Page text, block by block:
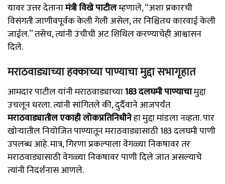
यावर उत्तर देतानामंत्री विखे पाटीलम्हणाले, “अशा प्रकारची
विसंगती जाणीवपूर्वक केली गेली असेल, तर निश्चितच कारवाई केली
जाईल.” तसेच, त्यांनी उंचीची अट शिथिल करण्याचेही आश्वासन
दिले.
मराठवाड्याच्या हक्काच्या पाण्याचा मुद्दा सभागृहात
आमदार पाटील यांनी मराठवाड्याच्या183 दलघमी पाण्याचामुद्दा
उचलून धरला. त्यांनी सांगितले की, दुर्दैवाने आजपर्यंत
मराठवाड्यातील एकाही लोकप्रतिनिधीनेहा मुद्दा मांडला नव्हता. पार
खोऱ्यातील नियोजित पाण्यातून मराठवाड्यासाठी 183 दलघमी पाणी
उपलब्ध आहे. मात्र, गिरणा प्रकल्पाला वेगळ्या निकषावर तर
मराठवाड्यासाठी वेगळ्या निकषावर पाणी दिले जात असल्याचे
त्यांनी निदर्शनास आणले.